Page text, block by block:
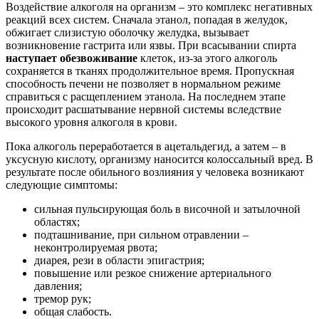
Воздействие алкоголя на организм – это комплекс негативных
реакций всех систем. Сначала этанол, попадая в желудок,
обжигает слизистую оболочку желудка, вызывает
возникновение гастрита или язвы. При всасывании спирта
наступает обезвоживание клеток, из-за этого алкоголь
сохраняется в тканях продолжительное время. Пропускная
способность печени не позволяет в нормальном режиме
справиться с расщеплением этанола. На последнем этапе
происходит расшатывание нервной системы вследствие
высокого уровня алкоголя в крови.
Пока алкоголь переработается в ацетальдегид, а затем – в
уксусную кислоту, организму наносится колоссальный вред. В
результате после обильного возлияния у человека возникают
следующие симптомы:
сильная пульсирующая боль в височной и затылочной
областях;
подташнивание, при сильном отравлении –
неконтролируемая рвота;
диарея, рези в области эпигастрия;
повышение или резкое снижение артериального
давления;
тремор рук;
общая слабость.